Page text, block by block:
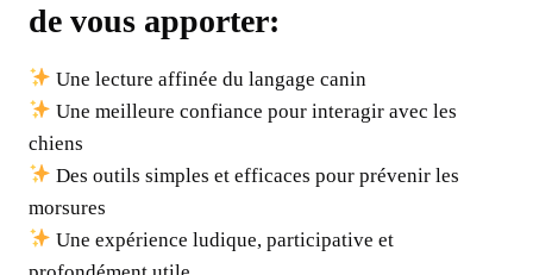
de vous apporter:
Une lecture affinée du langage canin
Une meilleure confiance pour interagir avec les
chiens
Des outils simples et efficaces pour prévenir les
morsures
Une expérience ludique, participative et